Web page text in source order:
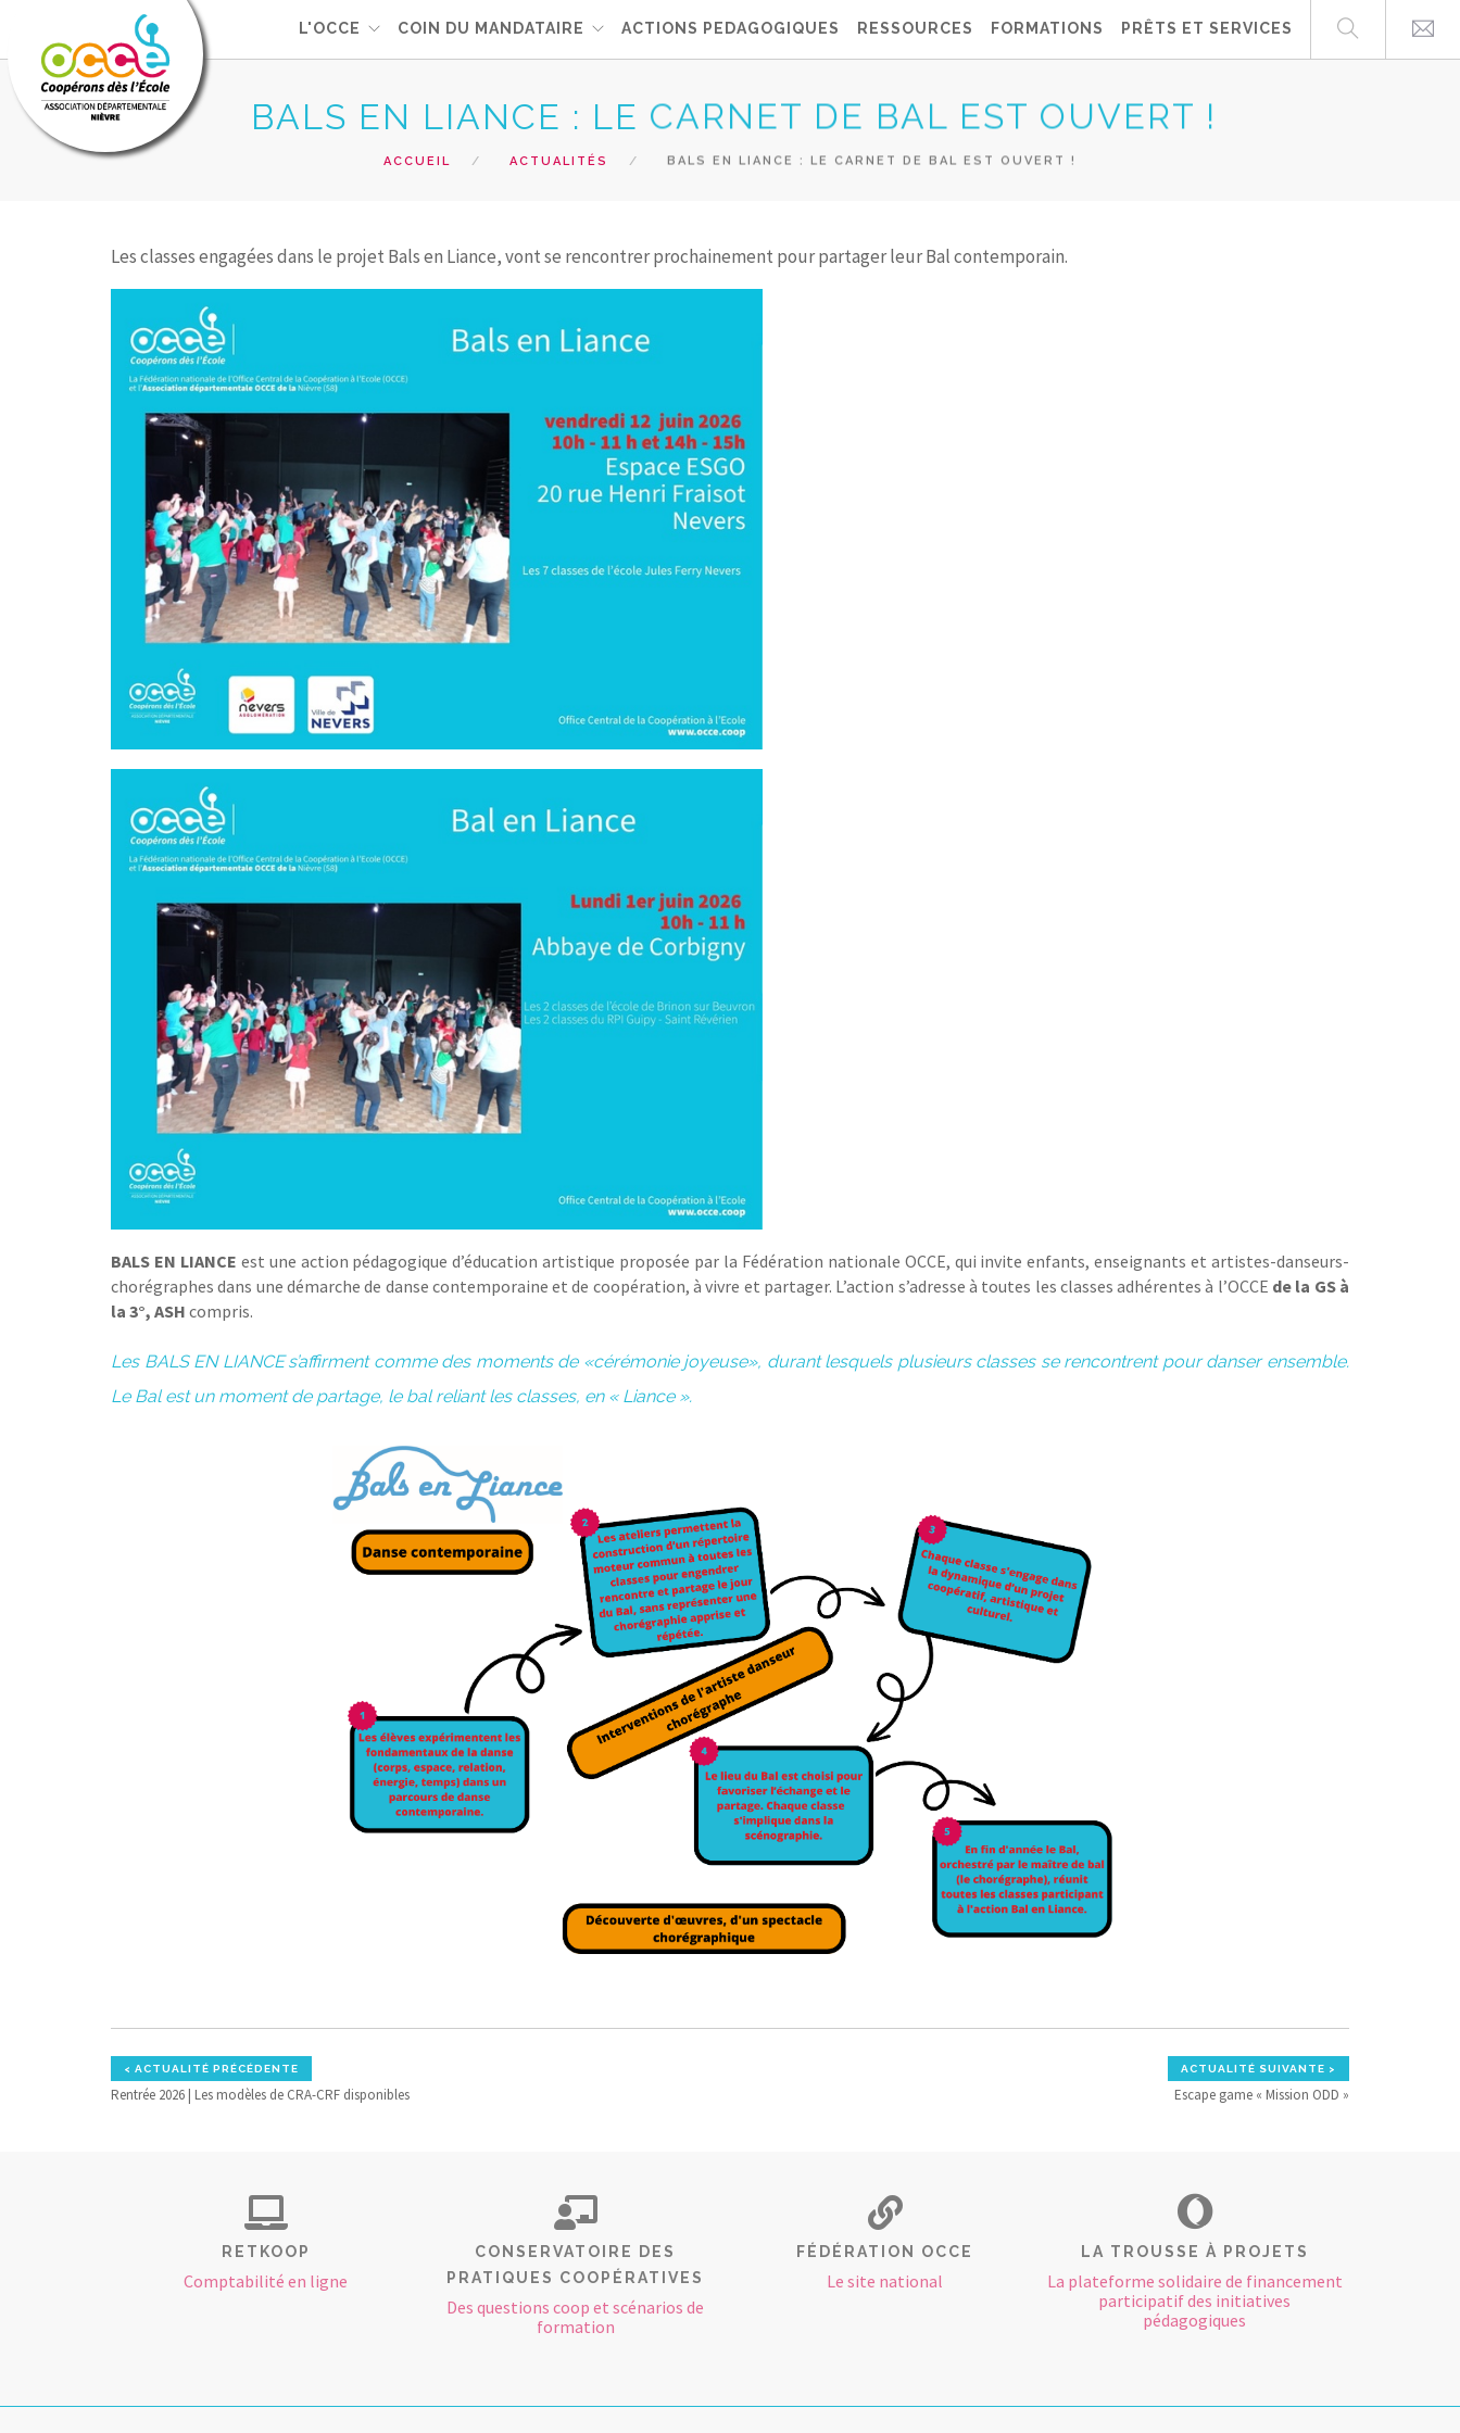
L'OCCE COIN DU MANDATAIRE ACTIONS PEDAGOGIQUES RESSOURCES FORMATIONS PRÊTS ET SERVICES
BALS EN LIANCE : LE CARNET DE BAL EST OUVERT !
ACCUEIL ACTUALITÉS BALS EN LIANCE : LE CARNET DE BAL EST OUVERT !
Les classes engagées dans le projet Bals en Liance, vont se rencontrer prochainement pour partager leur Bal contemporain.
BALS EN LIANCE est une action pédagogique d’éducation artistique proposée par la Fédération nationale OCCE, qui invite enfants, enseignants et artistes-danseurs-
chorégraphes dans une démarche de danse contemporaine et de coopération, à vivre et partager. L’action s’adresse à toutes les classes adhérentes à l’OCCE de la GS à
la 3°, ASH compris.
Les BALS EN LIANCE s’affirment comme des moments de «cérémonie joyeuse», durant lesquels plusieurs classes se rencontrent pour danser ensemble.
Le Bal est un moment de partage, le bal reliant les classes, en « Liance ».
< ACTUALITÉ PRÉCÉDENTE
Rentrée 2026 | Les modèles de CRA-CRF disponibles
ACTUALITÉ SUIVANTE >
Escape game « Mission ODD »
RETKOOP
Comptabilité en ligne
CONSERVATOIRE DES
PRATIQUES COOPÉRATIVES
Des questions coop et scénarios de
formation
FÉDÉRATION OCCE
Le site national
LA TROUSSE À PROJETS
La plateforme solidaire de financement
participatif des initiatives
pédagogiques